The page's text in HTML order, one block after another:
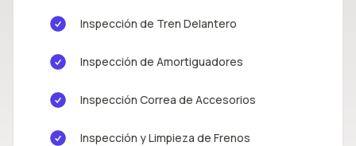
Inspección de Tren Delantero
Inspección de Amortiguadores
Inspección Correa de Accesorios
Inspección y Limpieza de Frenos